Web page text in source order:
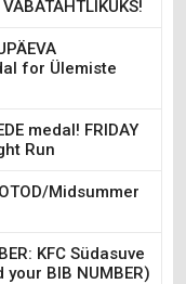
for Ülemiste
medal! FRIDAY
Run
Midsummer
KFC Südasuve
BIB NUMBER)